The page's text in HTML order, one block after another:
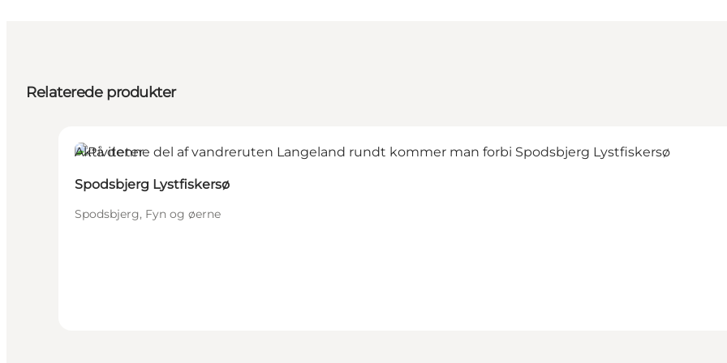
Relaterede produkter
Aktiviteter
Spodsbjerg Lystfiskersø
Spodsbjerg, Fyn og øerne